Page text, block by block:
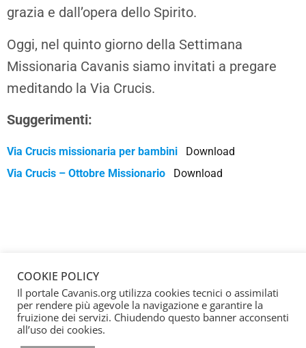
grazia e dall’opera dello Spirito.
Oggi, nel quinto giorno della Settimana
Missionaria Cavanis siamo invitati a pregare
meditando la Via Crucis.
Suggerimenti:
Via Crucis missionaria per bambini
Download
Via Crucis – Ottobre Missionario
Download
COOKIE POLICY
Il portale Cavanis.org utilizza cookies tecnici o assimilati
per rendere più agevole la navigazione e garantire la
fruizione dei servizi. Chiudendo questo banner acconsenti
all’uso dei cookies.